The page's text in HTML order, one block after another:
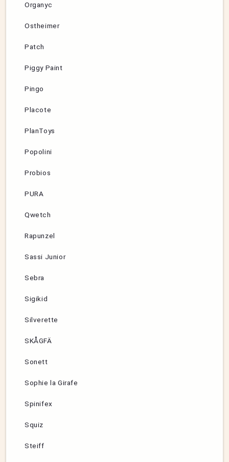
Organyc
Ostheimer
Patch
Piggy Paint
Pingo
Placote
PlanToys
Popolini
Probios
PURA
Qwetch
Rapunzel
Sassi Junior
Sebra
Sigikid
Silverette
SKÅGFÄ
Sonett
Sophie la Girafe
Spinifex
Squiz
Steiff